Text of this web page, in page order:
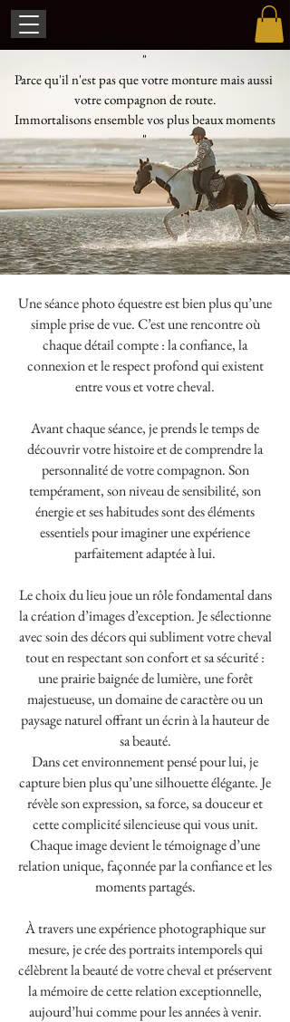
"
Parce qu'il n'est pas que votre monture mais aussi
votre compagnon de route.
Immortalisons ensemble vos plus beaux moments
"
Une séance photo équestre est bien plus qu’une
simple prise de vue. C’est une rencontre où
chaque détail compte : la confiance, la
connexion et le respect profond qui existent
entre vous et votre cheval.
Avant chaque séance, je prends le temps de
découvrir votre histoire et de comprendre la
personnalité de votre compagnon. Son
tempérament, son niveau de sensibilité, son
énergie et ses habitudes sont des éléments
essentiels pour imaginer une expérience
parfaitement adaptée à lui.
Le choix du lieu joue un rôle fondamental dans
la création d’images d’exception. Je sélectionne
avec soin des décors qui subliment votre cheval
tout en respectant son confort et sa sécurité :
une prairie baignée de lumière, une forêt
majestueuse, un domaine de caractère ou un
paysage naturel offrant un écrin à la hauteur de
sa beauté.
Dans cet environnement pensé pour lui, je
capture bien plus qu’une silhouette élégante. Je
révèle son expression, sa force, sa douceur et
cette complicité silencieuse qui vous unit.
Chaque image devient le témoignage d’une
relation unique, façonnée par la confiance et les
moments partagés.
À travers une expérience photographique sur
mesure, je crée des portraits intemporels qui
célèbrent la beauté de votre cheval et préservent
la mémoire de cette relation exceptionnelle,
aujourd’hui comme pour les années à venir.